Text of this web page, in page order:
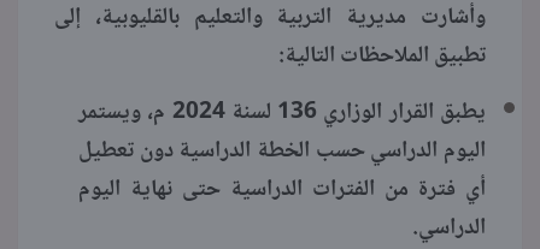
وأشارت مديرية التربية والتعليم بالقليوبية، إلى
تطبيق الملاحظات التالية:
يطبق القرار الوزاري 136 لسنة 2024 م، ويستمر
اليوم الدراسي حسب الخطة الدراسية دون تعطيل
أي فترة من الفترات الدراسية حتى نهاية اليوم
الدراسي.